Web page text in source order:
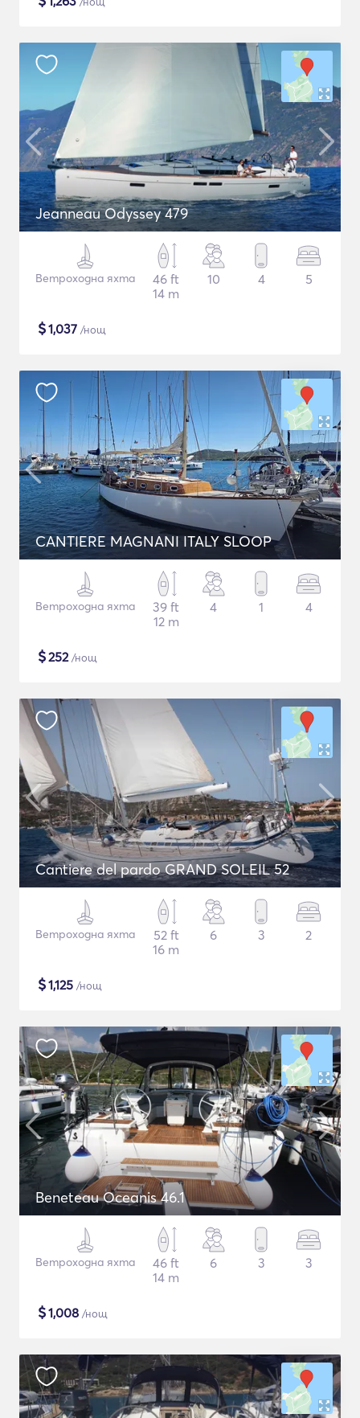
Jeanneau Odyssey 479
Ветроходна яхта
46 ft
14 m
10 4 5
$1,037 /нощ
CANTIERE MAGNANI ITALY SLOOP
Ветроходна яхта
39 ft
12 m
4 1 4
$252/нощ
Cantiere del pardo GRAND SOLEIL 52
Ветроходна яхта
52 ft
16 m
6 3 2
$1,125 /нощ
Beneteau Oceanis 46.1
Ветроходна яхта
46 ft
14 m
6 3 3
$1,008 /нощ